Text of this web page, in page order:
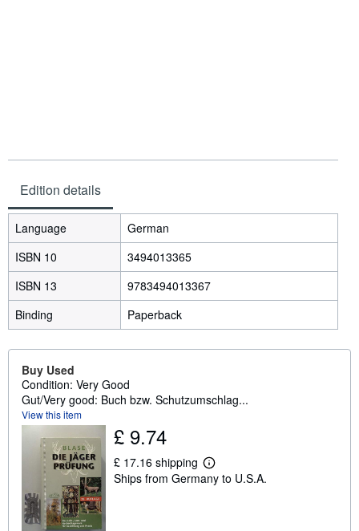
Edition details
Language
German
ISBN 10
3494013365
ISBN 13
9783494013367
Binding
Paperback
Buy Used
Condition: Very Good
Gut/Very good: Buch bzw. Schutzumschlag...
View this item
£ 9.74
£ 17.16 shipping
L
e
Ships from Germany to U.S.A.